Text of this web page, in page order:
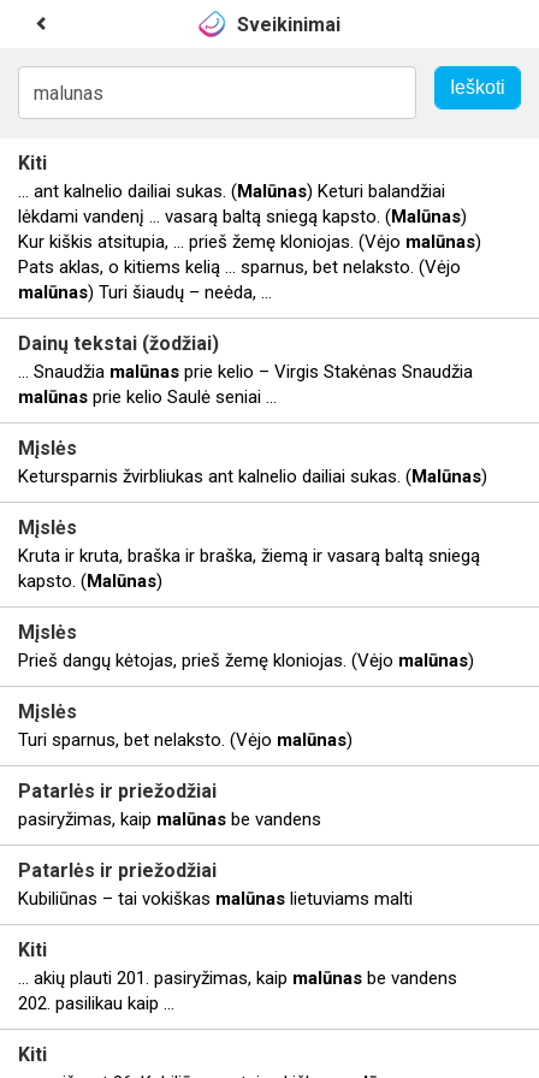
Sveikinimai
Kiti
... ant kalnelio dailiai sukas. (Malūnas) Keturi balandžiai
lėkdami vandenį ... vasarą baltą sniegą kapsto. (Malūnas)
Kur kiškis atsitupia, ... prieš žemę kloniojas. (Vėjo malūnas)
Pats aklas, o kitiems kelią ... sparnus, bet nelaksto. (Vėjo
malūnas) Turi šiaudų – neėda, ...
Dainų tekstai (žodžiai)
... Snaudžia malūnas prie kelio – Virgis Stakėnas Snaudžia
malūnas prie kelio Saulė seniai ...
Mįslės
Ketursparnis žvirbliukas ant kalnelio dailiai sukas. (Malūnas)
Mįslės
Kruta ir kruta, braška ir braška, žiemą ir vasarą baltą sniegą
kapsto. (Malūnas)
Mįslės
Prieš dangų kėtojas, prieš žemę kloniojas. (Vėjo malūnas)
Mįslės
Turi sparnus, bet nelaksto. (Vėjo malūnas)
Patarlės ir priežodžiai
pasiryžimas, kaip malūnas be vandens
Patarlės ir priežodžiai
Kubiliūnas – tai vokiškas malūnas lietuviams malti
Kiti
... akių plauti 201. pasiryžimas, kaip malūnas be vandens
202. pasilikau kaip ...
Kiti